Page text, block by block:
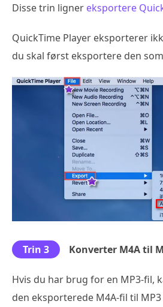
Disse trin ligner eksportere
QuickTime Player eksporterer
du skal først eksportere den
Trin 3 Konverter M4A til
Hvis du har brug for en MP3-fil,
den eksporterede M4A-fil til